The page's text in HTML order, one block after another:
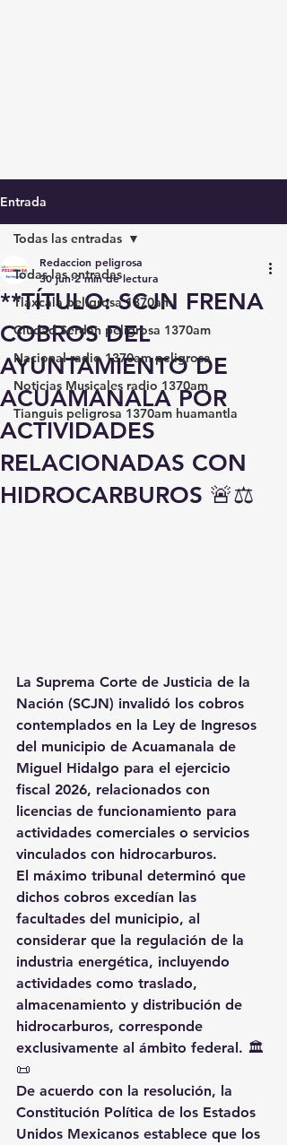
Entrada
Todas las entradas
Tlaxcala peligrosa 1370am
Ciudad Serdán peligrosa 1370am
Nacional radio 1370am peligrosa
Noticias Musicales radio 1370am
Tianguis peligrosa 1370am huamantla
Todas las entradas
**TÍTULO: SCJN FRENA
COBROS DEL
AYUNTAMIENTO DE
ACUAMANALA POR
ACTIVIDADES
RELACIONADAS CON
HIDROCARBUROS 🚨⚖️
Redaccion peligrosa
30 jun 2 min de lectura
La Suprema Corte de Justicia de la
Nación (SCJN) invalidó los cobros
contemplados en la Ley de Ingresos
del municipio de Acuamanala de
Miguel Hidalgo para el ejercicio
fiscal 2026, relacionados con
licencias de funcionamiento para
actividades comerciales o servicios
vinculados con hidrocarburos.
El máximo tribunal determinó que
dichos cobros excedían las
facultades del municipio, al
considerar que la regulación de la
industria energética, incluyendo
actividades como traslado,
almacenamiento y distribución de
hidrocarburos, corresponde
exclusivamente al ámbito federal. 🏛️
📜
De acuerdo con la resolución, la
Constitución Política de los Estados
Unidos Mexicanos establece que los